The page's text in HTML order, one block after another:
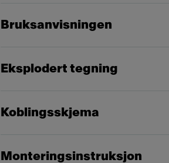
Bruksanvisningen
Eksplodert tegning
Koblingsskjema
Monteringsinstruksjon